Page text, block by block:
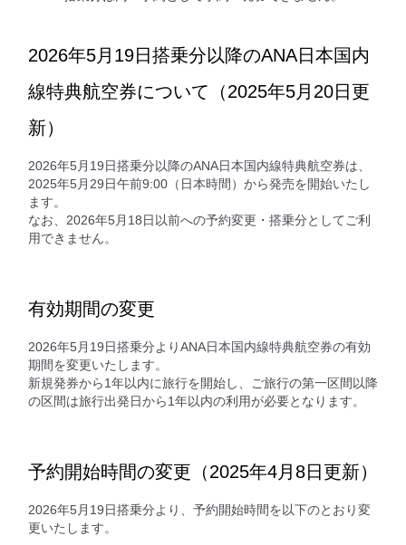
2026年5月19日搭乗分以降のANA日本国内
線特典航空券について（2025年5月20日更
新）
2026年5月19日搭乗分以降のANA日本国内線特典航空券は、
2025年5月29日午前9:00（日本時間）から発売を開始いたし
ます。
なお、2026年5月18日以前への予約変更・搭乗分としてご利
用できません。
有効期間の変更
2026年5月19日搭乗分よりANA日本国内線特典航空券の有効
期間を変更いたします。
新規発券から1年以内に旅行を開始し、ご旅行の第一区間以降
の区間は旅行出発日から1年以内の利用が必要となります。
予約開始時間の変更（2025年4月8日更新）
2026年5月19日搭乗分より、予約開始時間を以下のとおり変
更いたします。